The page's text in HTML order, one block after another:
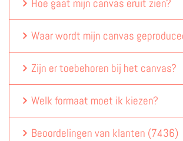
Hoe gaat mijn canvas eruit zien?
Waar wordt mijn canvas
Zijn er toebehoren bij het canvas?
Welk formaat moet ik kiezen?
Beoordelingen van klanten (7436)